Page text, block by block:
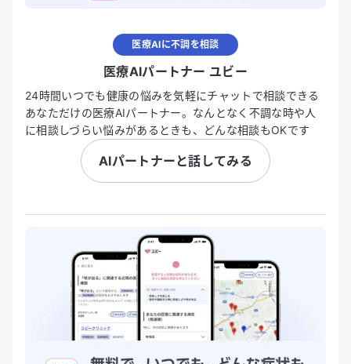
医療AIに不調を相談
医療AIパートナー ユビー
24時間いつでも健康の悩みを気軽にチャットで相談できる
あなただけの医療AIパートナー。なんとなく不調な時や人
に相談しづらい悩みがあるときも、どんな相談もOKです
AIパートナーと話してみる